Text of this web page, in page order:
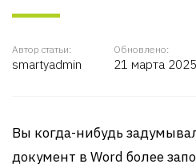
Автор статьи:
smartyadmin
Обновлено:
21 марта 2025
Вы когда-нибудь
документ в Word более